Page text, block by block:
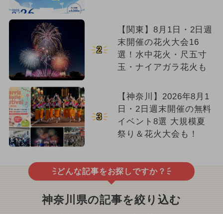
2
【関東】8月1日・2日週
末開催の花火大会16
選！水中花火・尺五寸
玉・ナイアガラ花火も
3
【神奈川】2026年8月1
日・2日週末開催の無料
イベント8選 大規模夏
祭り＆花火大会も！
どんな記事をお探しですか？
神奈川県の記事を絞り込む